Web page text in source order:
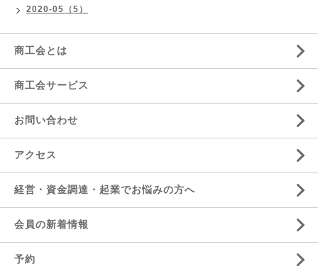
2020-05（5）
商工会とは
商工会サービス
お問い合わせ
アクセス
経営・資金調達・起業でお悩みの方へ
会員の新着情報
予約